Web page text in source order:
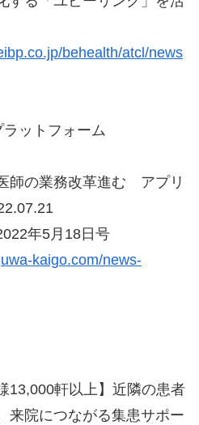
behealth/atcl/news
ットフォーム
師の業務改革進む アプリ
年5月18日号
kaigo.com/news-
13,000軒以上】近隣の患者
来院につながる集患サポー